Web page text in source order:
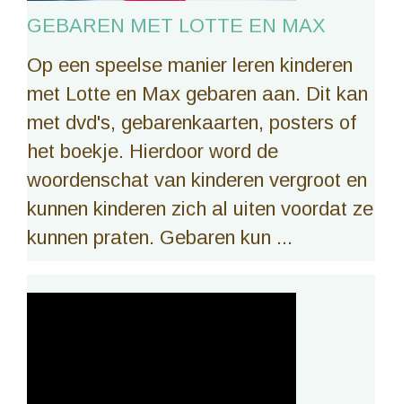
GEBAREN MET LOTTE EN MAX
Op een speelse manier leren kinderen
met Lotte en Max gebaren aan. Dit kan
met dvd's, gebarenkaarten, posters of
het boekje. Hierdoor word de
woordenschat van kinderen vergroot en
kunnen kinderen zich al uiten voordat ze
kunnen praten. Gebaren kun ...